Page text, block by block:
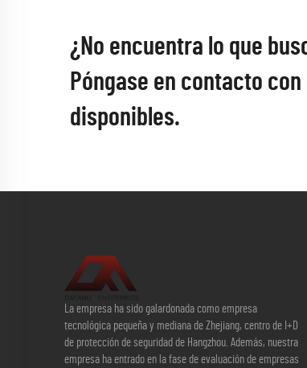
¿No encuentra lo que
Póngase en contacto
disponibles.
La empresa ha sido galardonada como empresa
tecnológica pequeña y mediana de Zhejiang, centro de I+D
de protección de seguridad de Hangzhou. Además, nuestra
empresa ha entrado en la fase de evaluación de empresas